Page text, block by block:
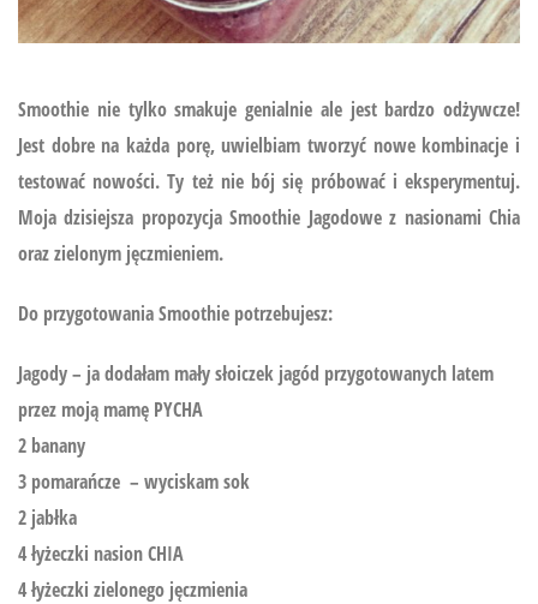
Smoothie nie tylko smakuje genialnie ale jest bardzo odżywcze!
Jest dobre na każda porę, uwielbiam tworzyć nowe kombinacje i
testować nowości. Ty też nie bój się próbować i eksperymentuj.
Moja dzisiejsza propozycja Smoothie Jagodowe z nasionami Chia
oraz zielonym jęczmieniem.
Do przygotowania Smoothie potrzebujesz:
Jagody – ja dodałam mały słoiczek jagód przygotowanych latem
przez moją mamę PYCHA
2 banany
3 pomarańcze – wyciskam sok
2 jabłka
4 łyżeczki nasion CHIA
4 łyżeczki zielonego jęczmienia